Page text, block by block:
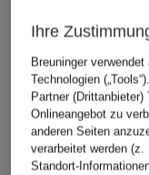
Ihre
Breuninger
Technologien
Partner
Onlineangebot zu
anderen Seiten
verarbeitet werden
Standort-